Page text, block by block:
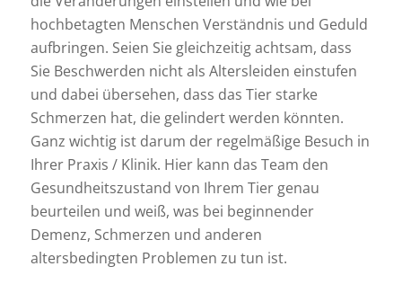
hochbetagten Menschen Verständnis und Geduld
aufbringen. Seien Sie gleichzeitig achtsam, dass
Sie Beschwerden nicht als Altersleiden einstufen
und dabei übersehen, dass das Tier starke
Schmerzen hat, die gelindert werden könnten.
Ganz wichtig ist darum der regelmäßige Besuch in
Ihrer Praxis / Klinik. Hier kann das Team den
Gesundheitszustand von Ihrem Tier genau
beurteilen und weiß, was bei beginnender
Demenz, Schmerzen und anderen
altersbedingten Problemen zu tun ist.